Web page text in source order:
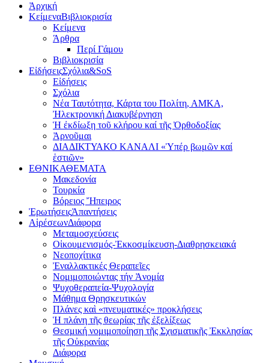
Ἀρχική
ΚείμεναΒιβλιοκρισία
Κείμενα
Άρθρα
Περί Γάμου
Βιβλιοκρισία
ΕἰδήσειςΣχόλια&SoS
Εἰδήσεις
Σχόλια
Νέα Ταυτότητα, Κάρτα του Πολίτη, ΑΜΚΑ,
Ἠλεκτρονική Διακυβέρνηση
Ἡ ἐκδίωξη τοῦ κλήρου καί τῆς Ὀρθοδοξίας
Ἀρνοῦμαι
ΔΙΑΔΙΚΤΥΑΚΟ ΚΑΝΑΛΙ «Ὑπέρ βωμῶν καί
ἑστιῶν»
ΕΘΝΙΚΑΘΕΜΑΤΑ
Μακεδονία
Τουρκία
Βόρειος Ἤπειρος
ἘρωτήσειςἈπαντήσεις
ΑἱρέσεωνΔιάφορα
Μεταμοσχεύσεις
Οἰκουμενισμός-Ἐκκοσμίκευση-Διαθρησκειακά
Νεοποχίτικα
Ἐναλλακτικές Θεραπεῖες
Νομιμοποιώντας τήν Ἀνομία
Ψυχοθεραπεία-Ψυχολογία
Μάθημα Θρησκευτικών
Πλάνες καὶ «πνευματικές» προκλήσεις
Ἡ πλάνη τῆς θεωρίας τῆς ἐξελίξεως
Θεσμική νομιμοποίηση τῆς Σχισματικῆς Ἐκκλησίας
τῆς Οὐκρανίας
Διάφορα